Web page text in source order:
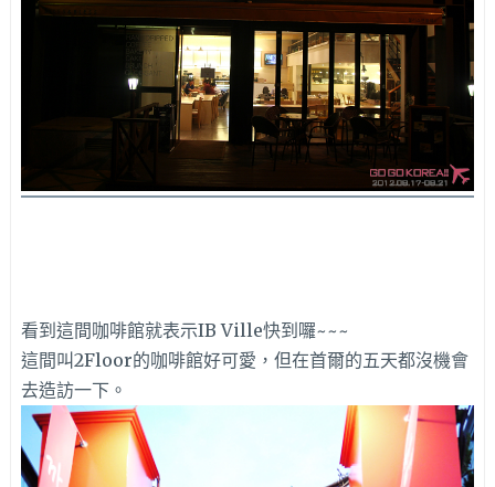
看到這間咖啡館就表示IB Ville快到囉~~~
這間叫2Floor的咖啡館好可愛，但在首爾的五天都沒機會
去造訪一下。